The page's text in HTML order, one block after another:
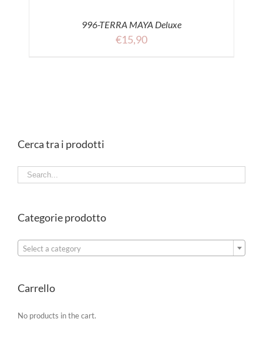
996-TERRA MAYA Deluxe
€15,90
Cerca tra i prodotti
Categorie prodotto
Select a category
Carrello
No products in the cart.